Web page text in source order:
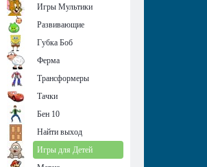
Игры Мультики
Развивающие
Губка Боб
Ферма
Трансформеры
Тачки
Бен 10
Найти выход
Игры для Детей